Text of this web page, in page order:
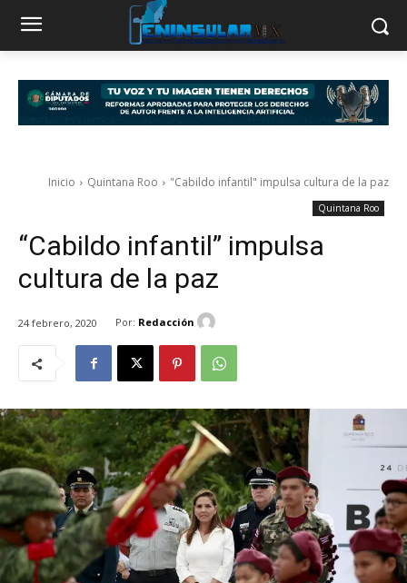
Inicio Quintana Roo "Cabildo infantil" impulsa cultura de la paz
Quintana Roo
“Cabildo infantil” impulsa
cultura de la paz
24 febrero, 2020 Por: Redacción